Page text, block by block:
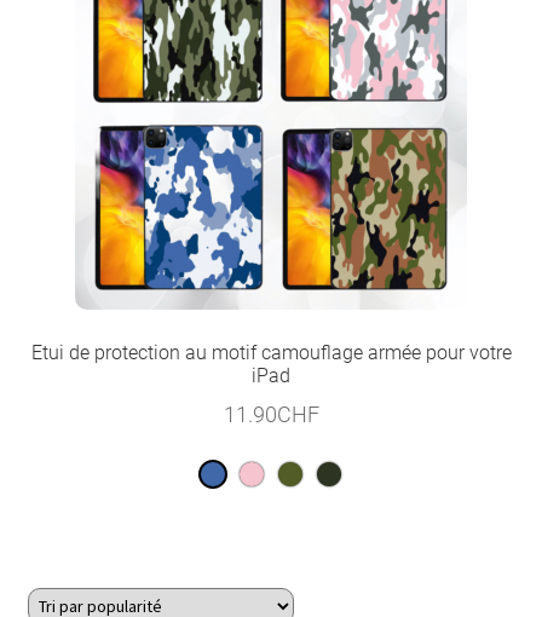
Etui de protection au motif camouflage armée pour votre
iPad
11.90CHF